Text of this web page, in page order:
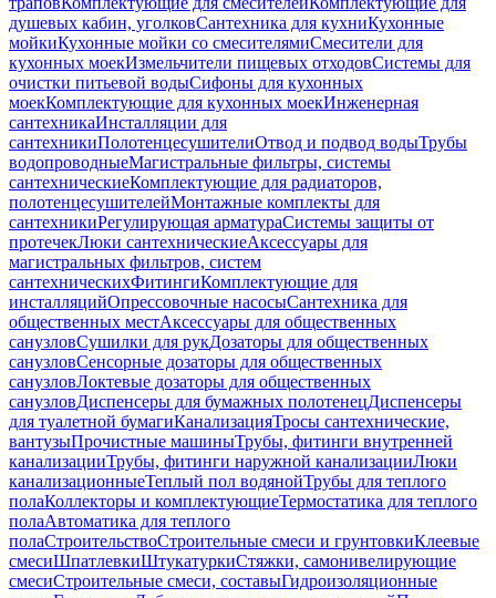
душевых кабин, уголковСантехника для кухниКухонные
мойкиКухонные мойки со смесителямиСмесители для
кухонных моекИзмельчители пищевых отходовСистемы для
очистки питьевой водыСифоны для кухонных
моекКомплектующие для кухонных моекИнженерная
сантехникаИнсталляции для
сантехникиПолотенцесушителиОтвод и подвод водыТрубы
водопроводныеМагистральные фильтры, системы
сантехническиеКомплектующие для радиаторов,
полотенцесушителейМонтажные комплекты для
сантехникиРегулирующая арматураСистемы защиты от
протечекЛюки сантехническиеАксессуары для
магистральных фильтров, систем
сантехническихФитингиКомплектующие для
инсталляцийОпрессовочные насосыСантехника для
общественных местАксессуары для общественных
санузловСушилки для рукДозаторы для общественных
санузловСенсорные дозаторы для общественных
санузловЛоктевые дозаторы для общественных
санузловДиспенсеры для бумажных полотенецДиспенсеры
для туалетной бумагиКанализацияТросы сантехнические,
вантузыПрочистные машиныТрубы, фитинги внутренней
канализацииТрубы, фитинги наружной канализацииЛюки
канализационныеТеплый пол водянойТрубы для теплого
полаКоллекторы и комплектующиеТермостатика для теплого
полаАвтоматика для теплого
полаСтроительствоСтроительные смеси и грунтовкиКлеевые
смесиШпатлевкиШтукатуркиСтяжки, самонивелирующие
смесиСтроительные смеси, составыГидроизоляционные